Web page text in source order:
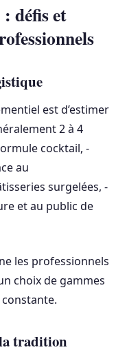
défis et
est d’estimer
2 à 4
cocktail, -
au
surgelées, -
et au public de
les professionnels
choix de gammes
tradition